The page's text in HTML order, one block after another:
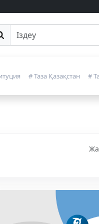
іздеу
# Таза Қазақстан #